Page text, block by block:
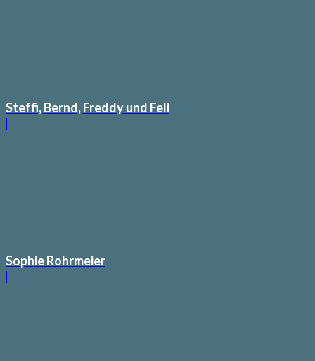
Steffi, Bernd, Freddy und Feli
Sophie Rohrmeier